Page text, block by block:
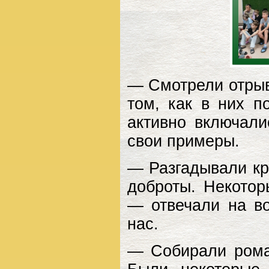
— Смотрели
том, как в них
активно
свои примеры.
— Разгадывали
доброты.
— отвечали на
нас.
— Собирали